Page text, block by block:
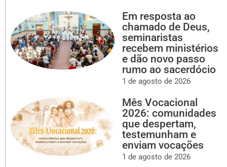
Em resposta ao
chamado de Deus,
seminaristas
recebem ministérios
e dão novo passo
rumo ao sacerdócio
1 de agosto de 2026
Mês Vocacional
2026: comunidades
que despertam,
testemunham e
enviam vocações
1 de agosto de 2026